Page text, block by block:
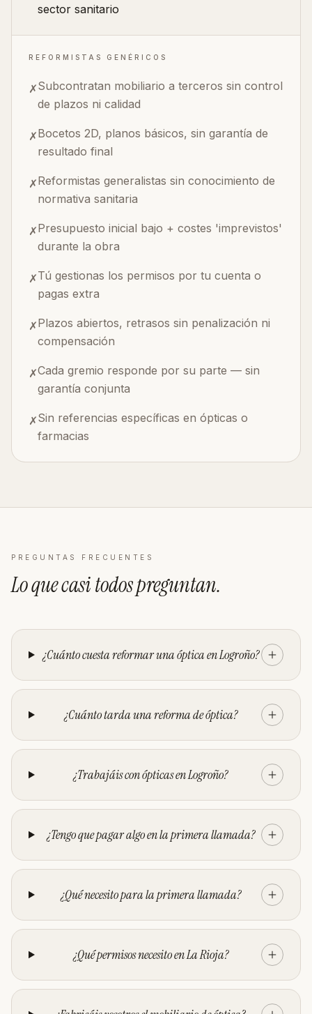
sector sanitario
REFORMISTAS GENÉRICOS
✗Subcontratan mobiliario a terceros sin control
de plazos ni calidad
✗Bocetos 2D, planos básicos, sin garantía de
resultado final
✗Reformistas generalistas sin conocimiento de
normativa sanitaria
✗Presupuesto inicial bajo + costes 'imprevistos'
durante la obra
✗Tú gestionas los permisos por tu cuenta o
pagas extra
✗Plazos abiertos, retrasos sin penalización ni
compensación
✗Cada gremio responde por su parte — sin
garantía conjunta
✗Sin referencias específicas en ópticas o
farmacias
PREGUNTAS FRECUENTES
Lo que casi todospreguntan.
¿Cuánto cuesta reformar una óptica en Logroño?
¿Cuánto tarda una reforma de óptica?
¿Trabajáis con ópticas en Logroño?
¿Tengo que pagar algo en la primera llamada?
¿Qué necesito para la primera llamada?
¿Qué permisos necesito en La Rioja?